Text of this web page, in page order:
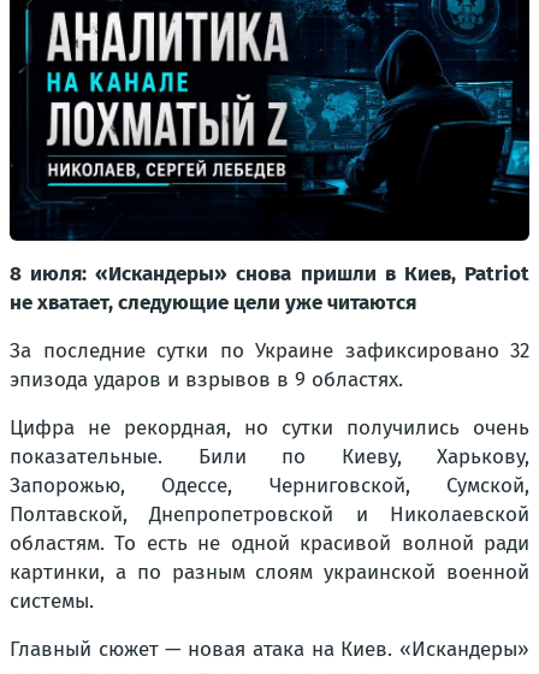
8 июля: «Искандеры» снова пришли в Киев, Patriot
не хватает, следующие цели уже читаются
За последние сутки по Украине зафиксировано 32
эпизода ударов и взрывов в 9 областях.
Цифра не рекордная, но сутки получились очень
показательные. Били по Киеву, Харькову,
Запорожью, Одессе, Черниговской, Сумской,
Полтавской, Днепропетровской и Николаевской
областям. То есть не одной красивой волной ради
картинки, а по разным слоям украинской военной
системы.
Главный сюжет — новая атака на Киев. «Искандеры»